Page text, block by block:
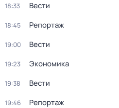
18:33 Вести
18:45 Репортаж
19:00 Вести
19:23 Экономика
19:38 Вести
19:46 Репортаж